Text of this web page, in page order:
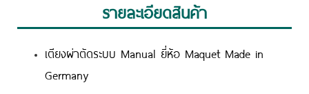
รายละเอียดสินค้า
เตียงผ่าตัดระบบ Manual ยี่ห้อ Maquet Made in
Germany